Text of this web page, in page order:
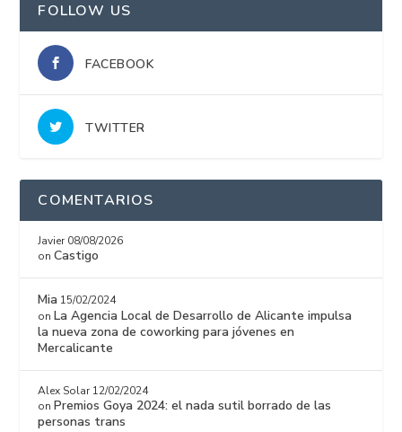
FOLLOW US
FACEBOOK
TWITTER
COMENTARIOS
Javier 08/08/2026
onCastigo
Mia 15/02/2024
onLa Agencia Local de Desarrollo de Alicante impulsa
la nueva zona de coworking para jóvenes en
Mercalicante
Alex Solar 12/02/2024
onPremios Goya 2024: el nada sutil borrado de las
personas trans